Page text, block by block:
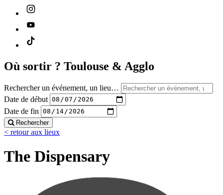
Où sortir ? Toulouse & Agglo
Rechercher un événement, un lieu…
Date de début
Date de fin
Rechercher
< retour aux lieux
The Dispensary